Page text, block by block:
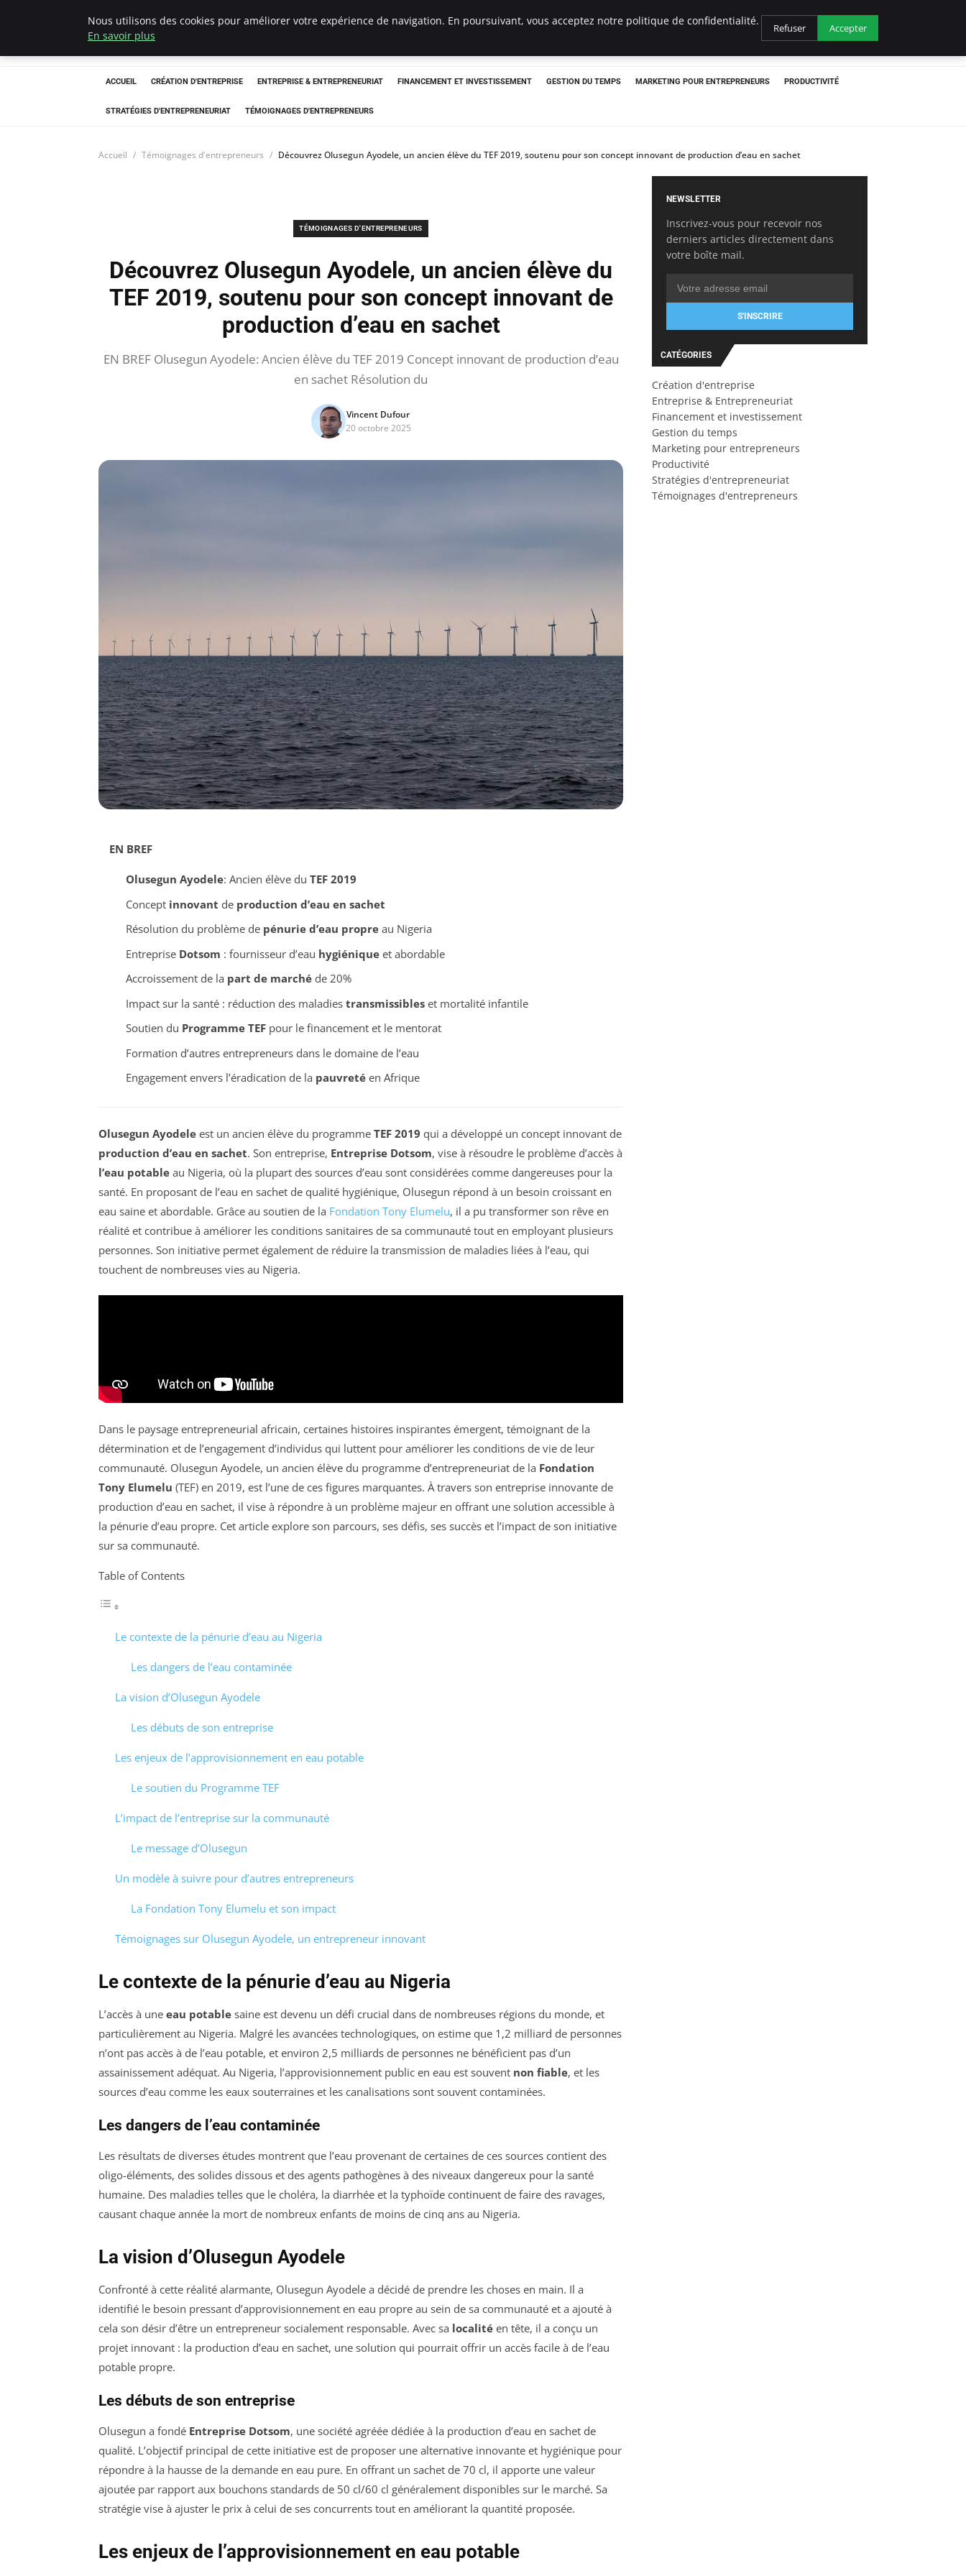
LECFCM
ACCUEIL CRÉATION D'ENTREPRISE ENTREPRISE & ENTREPRENEURIAT FINANCEMENT ET INVESTISSEMENT GESTION DU TEMPS MARKETING POUR ENTREPRENEURS PRODUCTIVITÉ
STRATÉGIES D'ENTREPRENEURIAT TÉMOIGNAGES D'ENTREPRENEURS
Accueil Témoignages d'entrepreneurs Découvrez Olusegun Ayodele, un ancien élève du TEF 2019, soutenu pour son concept innovant de production d’eau en sachet
TÉMOIGNAGES D'ENTREPRENEURS
Découvrez Olusegun Ayodele, un ancien élève du
TEF 2019, soutenu pour son concept innovant de
production d’eau en sachet
EN BREF Olusegun Ayodele: Ancien élève du TEF 2019 Concept innovant de production d’eau
en sachet Résolution du
Vincent Dufour
20 octobre 2025
EN BREF
Olusegun Ayodele: Ancien élève du TEF 2019
Concept innovant de production d’eau en sachet
Résolution du problème de pénurie d’eau propreau Nigeria
Entreprise Dotsom : fournisseur d’eau hygiéniqueet abordable
Accroissement de la part de marchéde 20%
Impact sur la santé : réduction des maladies transmissibleset mortalité infantile
Soutien du Programme TEFpour le financement et le mentorat
Formation d’autres entrepreneurs dans le domaine de l’eau
Engagement envers l’éradication de la pauvretéen Afrique
Olusegun Ayodele est un ancien élève du programme TEF 2019 qui a développé un concept innovant de
production d’eau en sachet. Son entreprise, Entreprise Dotsom, vise à résoudre le problème d’accès à
l’eau potable au Nigeria, où la plupart des sources d’eau sont considérées comme dangereuses pour la
santé. En proposant de l’eau en sachet de qualité hygiénique, Olusegun répond à un besoin croissant en
eau saine et abordable. Grâce au soutien de la Fondation Tony Elumelu, il a pu transformer son rêve en
réalité et contribue à améliorer les conditions sanitaires de sa communauté tout en employant plusieurs
personnes. Son initiative permet également de réduire la transmission de maladies liées à l’eau, qui
touchent de nombreuses vies au Nigeria.
Dans le paysage entrepreneurial africain, certaines histoires inspirantes émergent, témoignant de la
détermination et de l’engagement d’individus qui luttent pour améliorer les conditions de vie de leur
communauté. Olusegun Ayodele, un ancien élève du programme d’entrepreneuriat de la Fondation
Tony Elumelu (TEF) en 2019, est l’une de ces figures marquantes. À travers son entreprise innovante de
production d’eau en sachet, il vise à répondre à un problème majeur en offrant une solution accessible à
la pénurie d’eau propre. Cet article explore son parcours, ses défis, ses succès et l’impact de son initiative
sur sa communauté.
Table of Contents
Le contexte de la pénurie d’eau au Nigeria
Les dangers de l’eau contaminée
La vision d’Olusegun Ayodele
Les débuts de son entreprise
Les enjeux de l’approvisionnement en eau potable
Le soutien du Programme TEF
L’impact de l’entreprise sur la communauté
Le message d’Olusegun
Un modèle à suivre pour d’autres entrepreneurs
La Fondation Tony Elumelu et son impact
Témoignages sur Olusegun Ayodele, un entrepreneur innovant
Le contexte de la pénurie d’eau au Nigeria
L’accès à une eau potable saine est devenu un défi crucial dans de nombreuses régions du monde, et
particulièrement au Nigeria. Malgré les avancées technologiques, on estime que 1,2 milliard de personnes
n’ont pas accès à de l’eau potable, et environ 2,5 milliards de personnes ne bénéficient pas d’un
assainissement adéquat. Au Nigeria, l’approvisionnement public en eau est souvent non fiable, et les
sources d’eau comme les eaux souterraines et les canalisations sont souvent contaminées.
Les dangers de l’eau contaminée
Les résultats de diverses études montrent que l’eau provenant de certaines de ces sources contient des
oligo-éléments, des solides dissous et des agents pathogènes à des niveaux dangereux pour la santé
humaine. Des maladies telles que le choléra, la diarrhée et la typhoïde continuent de faire des ravages,
causant chaque année la mort de nombreux enfants de moins de cinq ans au Nigeria.
La vision d’Olusegun Ayodele
Confronté à cette réalité alarmante, Olusegun Ayodele a décidé de prendre les choses en main. Il a
identifié le besoin pressant d’approvisionnement en eau propre au sein de sa communauté et a ajouté à
cela son désir d’être un entrepreneur socialement responsable. Avec sa localité en tête, il a conçu un
projet innovant : la production d’eau en sachet, une solution qui pourrait offrir un accès facile à de l’eau
potable propre.
Les débuts de son entreprise
Olusegun a fondé Entreprise Dotsom, une société agréée dédiée à la production d’eau en sachet de
qualité. L’objectif principal de cette initiative est de proposer une alternative innovante et hygiénique pour
répondre à la hausse de la demande en eau pure. En offrant un sachet de 70 cl, il apporte une valeur
ajoutée par rapport aux bouchons standards de 50 cl/60 cl généralement disponibles sur le marché. Sa
stratégie vise à ajuster le prix à celui de ses concurrents tout en améliorant la quantité proposée.
Les enjeux de l’approvisionnement en eau potable
NEWSLETTER
Inscrivez-vous pour recevoir nos
derniers articles directement dans
votre boîte mail.
S'INSCRIRE
CATÉGORIES
Création d'entreprise
Entreprise & Entrepreneuriat
Financement et investissement
Gestion du temps
Marketing pour entrepreneurs
Productivité
Stratégies d'entrepreneuriat
Témoignages d'entrepreneurs
Nous utilisons des cookies pour améliorer votre expérience de navigation. En poursuivant, vous acceptez notre politique de confidentialité.
En savoir plus
Refuser Accepter